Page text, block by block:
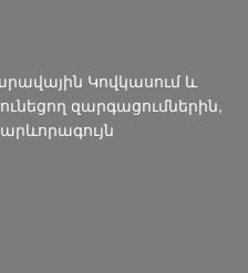
Կովկասում և
զարգացումներին,